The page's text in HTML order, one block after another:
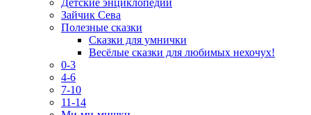
Детские энциклопедии
Зайчик Сева
Полезные сказки
Сказки для умнички
Весёлые сказки для любимых нехочух!
0-3
4-6
7-10
11-14